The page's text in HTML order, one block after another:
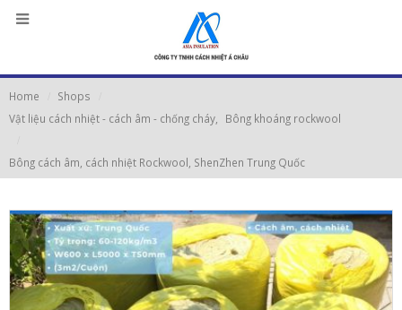
Home
Shops
Vật liệu cách nhiệt - cách âm - chống cháy
Bông khoáng rockwool
Bông cách âm, cách nhiệt Rockwool, ShenZhen Trung Quốc